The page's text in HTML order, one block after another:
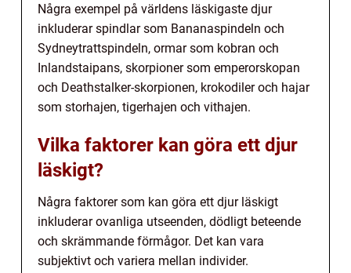
Några exempel på världens läskigaste djur
inkluderar spindlar som Bananaspindeln och
Sydneytrattspindeln, ormar som kobran och
Inlandstaipans, skorpioner som emperorskopan
och Deathstalker-skorpionen, krokodiler och hajar
som storhajen, tigerhajen och vithajen.
Vilka faktorer kan göra ett djur
läskigt?
Några faktorer som kan göra ett djur läskigt
inkluderar ovanliga utseenden, dödligt beteende
och skrämmande förmågor. Det kan vara
subjektivt och variera mellan individer.